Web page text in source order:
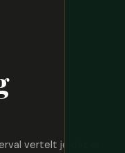
vertelt je dat er